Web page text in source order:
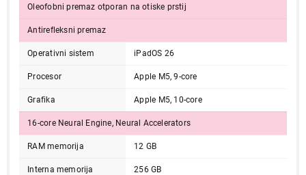
Oleofobni premaz otporan na otiske prstij
Antirefleksni premaz
Operativni sistem iPadOS 26
Procesor Apple M5, 9-core
Grafika Apple M5, 10-core
16-core Neural Engine, Neural Accelerators
RAM memorija 12 GB
Interna memorija 256 GB